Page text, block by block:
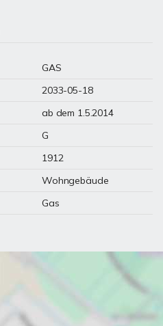
GAS
2033-05-18
ab dem 1.5.2014
G
1912
Wohngebäude
Gas